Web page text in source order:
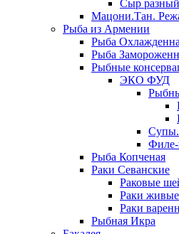
Сыр разный
Мацони.Тан.
Рыба из Армении
Рыба
Рыба
Рыбные
ЭКО ФУД
Филе-
Рыба Копченая
Раки Севанские
Раковые
Раки живые
Раки
Рыбная Икра